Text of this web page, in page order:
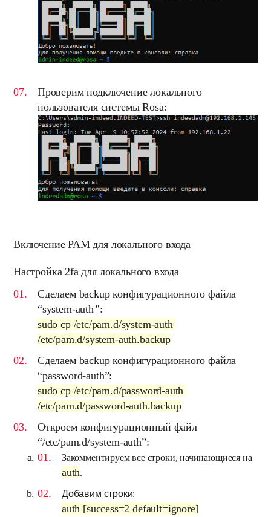
Проверим подключение локального
пользователя системы Rosa:
Включение PAM для локального входа
Настройка 2fa для локального входа
Сделаем backup конфигурационного файла
“system-auth”:
sudo cp /etc/pam.d/system-auth
/etc/pam.d/system-auth.backup
Сделаем backup конфигурационного файла
“password-auth”:
sudo cp /etc/pam.d/password-auth
/etc/pam.d/password-auth.backup
Откроем конфигурационный файл
“/etc/pam.d/system-auth”:
Закомментируем все строки, начинающиеся на
auth.
Добавим строки:
auth [success=2 default=ignore]